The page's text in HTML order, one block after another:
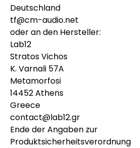
Deutschland
tf@cm-audio.net
oder an den Hersteller:
Lab12
Stratos Vichos
K. Varnali 57A
Metamorfosi
14452 Athens
Greece
contact@lab12.gr
Ende der Angaben zur
Produktsicherheitsverordnung